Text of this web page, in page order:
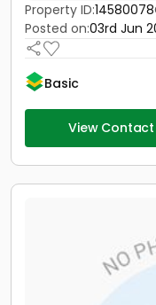
Property ID:14580078
Posted on:03rd Jun
Basic
View Contact